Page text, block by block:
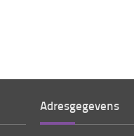
Adresgegevens